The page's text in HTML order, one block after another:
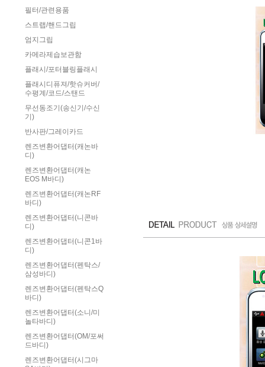
필터/관련용품
스트랩/핸드그립
엄지그립
카메라제습보관함
플래시/포터블링플래시
플래시디퓨져/핫슈커버/
수평계/코드/스탠드
무선동조기(송신기/수신
기)
반사판/그레이카드
렌즈변환어댑터(캐논바
디)
렌즈변환어댑터(캐논
EOS M바디)
렌즈변환어댑터(캐논RF
바디)
렌즈변환어댑터(니콘바
디)
렌즈변환어댑터(니콘1바
디)
렌즈변환어댑터(펜탁스/
삼성바디)
렌즈변환어댑터(펜탁스Q
바디)
렌즈변환어댑터(소니/미
놀타바디)
렌즈변환어댑터(OM/포써
드바디)
렌즈변환어댑터(시그마